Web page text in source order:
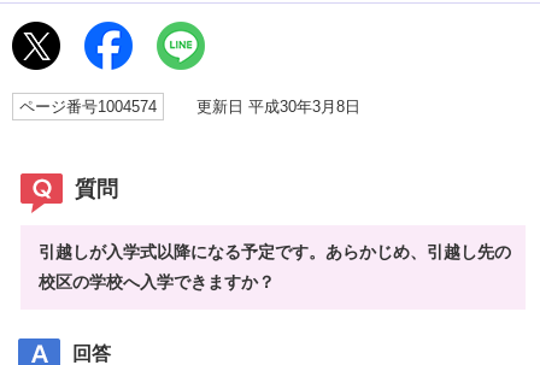
ページ番号1004574 更新日 平成30年3月8日
質問
引越しが入学式以降になる予定です。あらかじめ、引越し先の
校区の学校へ入学できますか？
回答